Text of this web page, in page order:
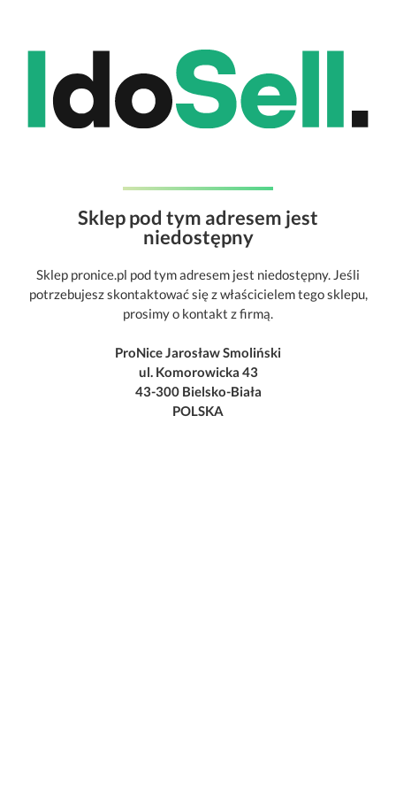
Sklep pod tym adresem jest
niedostępny
Sklep pronice.pl pod tym adresem jest niedostępny. Jeśli
potrzebujesz skontaktować się z właścicielem tego sklepu,
prosimy o kontakt z firmą.
ProNice Jarosław Smoliński
ul. Komorowicka 43
43-300 Bielsko-Biała
POLSKA